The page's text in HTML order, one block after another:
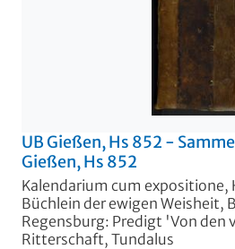
UB Gießen, Hs 852 -
Gießen, Hs 852
Kalendarium cum expositione,
Büchlein der ewigen Weisheit,
Regensburg: Predigt 'Von den
Ritterschaft, Tundalus